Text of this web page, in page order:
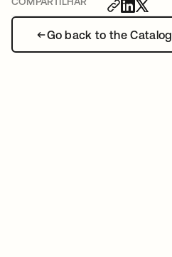
Go back to the Catalog